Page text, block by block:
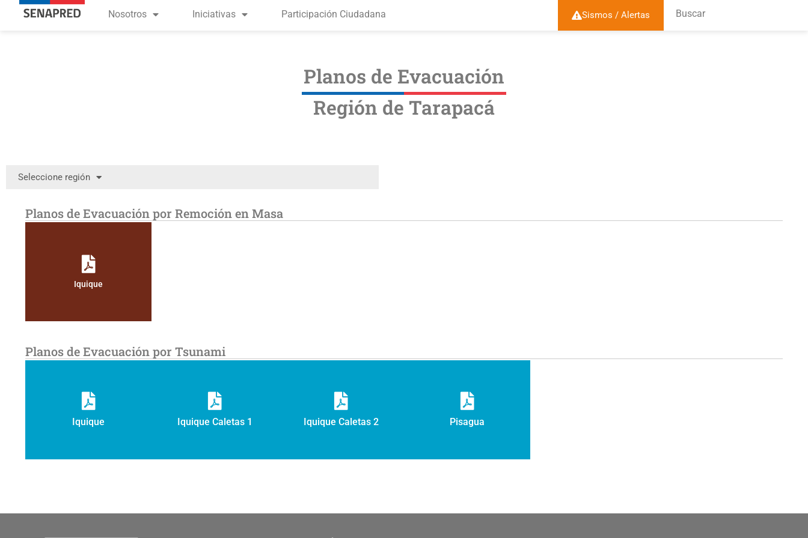
Nosotros Iniciativas Participación Ciudadana Sismos / Alertas Buscar
Planos de Evacuación
Región de Tarapacá
Seleccione región
Planos de Evacuación por Remoción en Masa
Iquique
Planos de Evacuación por Tsunami
Iquique Iquique Caletas 1 Iquique Caletas 2 Pisagua